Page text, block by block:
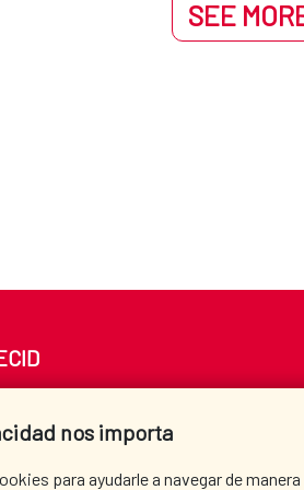
SEE
nos importa
para ayudarle a navegar de
20 30 54​​​​​​​